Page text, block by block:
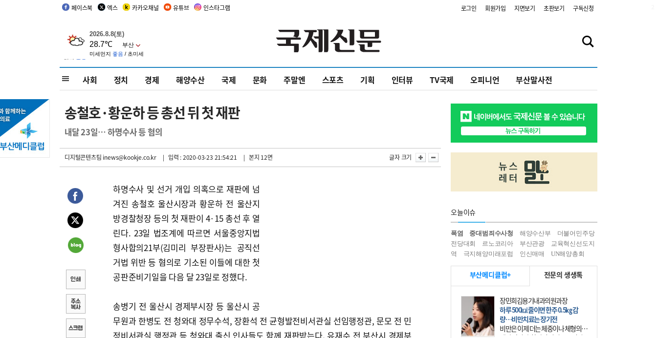
페이스북 엑스 카카오채널 유튜브 인스타그램 로그인 회원가입 지면보기 초판보기 구독신청
사회 정치 경제 해양수산 국제 문화 주말엔 스포츠 기획 인터뷰 TV국제 오피니언 부산말사전
송철호·황운하 등 총선 뒤 첫 재판
내달 23일… 하명수사 등 혐의
디지털콘텐츠팀 inews@kookje.co.kr | 입력 : 2020-03-23 21:54:21 | 본지 12면 글자 크기
하명수사 및 선거 개입 의혹으로 재판에 넘
겨진 송철호 울산시장과 황운하 전 울산지
방경찰청장 등의 첫 재판이 4·15 총선 후 열
린다. 23일 법조계에 따르면 서울중앙지법
형사합의21부(김미리 부장판사)는 공직선
거법 위반 등 혐의로 기소된 이들에 대한 첫
공판준비기일을 다음 달 23일로 정했다.
송병기 전 울산시 경제부시장 등 울산시 공
무원과 한병도 전 청와대 정무수석, 장환석 전 균형발전비서관실 선임행정관, 문모 전 민
정비서관실 행정관 등 청와대 출신 인사들도 함께 재판받는다. 유재수 전 부산시 경제부
오늘이슈
폭염 중대범죄수사청 해양수산부
더불어민주당
전당대회
르노코리아 부산관광
교육혁신선도지
역
극지해양미래포럼 인신매매 UN해양총회
부산메디클럽+ 전문의 생생톡
장민희김용기내과의원과장
하루 500㎉ 줄이면 한주 0.5㎏ 감
량…비만치료는 장기전
비만은 이제 더는 체중이나 체형의 문